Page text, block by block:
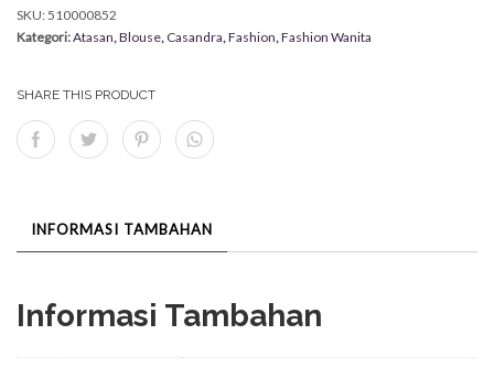
SKU:510000852
Kategori:Atasan,Blouse, Casandra,Fashion,Fashion Wanita
SHARE THIS PRODUCT
INFORMASI TAMBAHAN
Informasi Tambahan